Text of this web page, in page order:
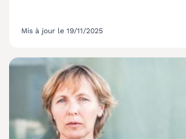
Mis à jour le 19/11/2025